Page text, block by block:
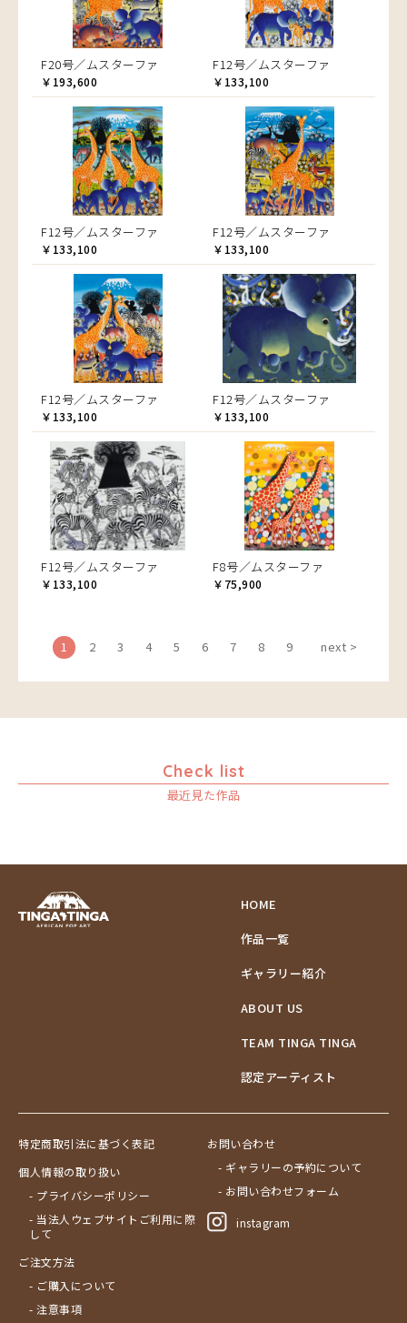
F20号／ムスターファ
￥193,600
F12号／ムスターファ
￥133,100
F12号／ムスターファ
￥133,100
F12号／ムスターファ
￥133,100
F12号／ムスターファ
￥133,100
F12号／ムスターファ
￥133,100
F12号／ムスターファ
￥133,100
F8号／ムスターファ
￥75,900
1 2 3 4 5 6 7 8 9 next >
Check list
最近見た作品
HOME
作品一覧
ギャラリー紹介
ABOUT US
TEAM TINGA TINGA
認定アーティスト
特定商取引法に基づく表記
個人情報の取り扱い
- プライバシーポリシー
- 当法人ウェブサイトご利用に際
して
ご注文方法
- ご購入について
- 注意事項
お問い合わせ
- ギャラリーの予約について
- お問い合わせフォーム
instagram